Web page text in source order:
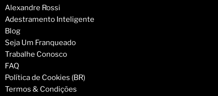
Alexandre Rossi
Adestramento Inteligente
Blog
Seja Um Franqueado
Trabalhe Conosco
FAQ
Política de Cookies (BR)
Termos & Condições